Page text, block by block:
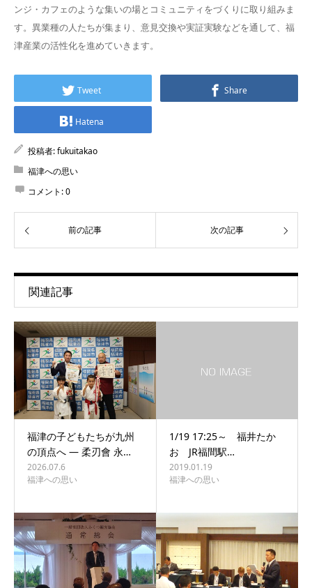
ンジ・カフェのような集いの場とコミュニティをづくりに取り組みま
す。異業種の人たちが集まり、意見交換や実証実験などを通して、福
津産業の活性化を進めていきます。
Tweet Share
Hatena
投稿者:fukuitakao
福津への思い
コメント:0
前の記事 次の記事
関連記事
福津の子どもたちが九州
の頂点へ ― 柔刃會 永…
2026.07.6
福津への思い
1/19 17:25～ 福井たか
お JR福間駅…
2019.01.19
福津への思い